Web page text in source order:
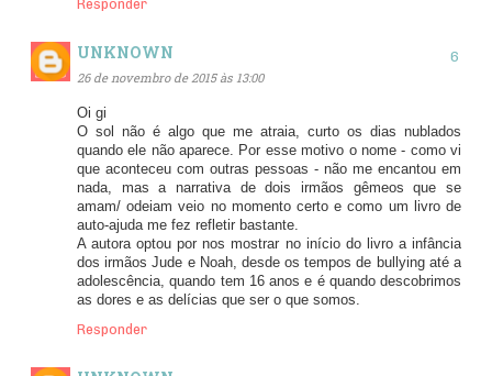
Responder
UNKNOWN
26 de novembro de 2015 às 13:00
Oi gi
O sol não é algo que me atraia, curto os dias nublados
quando ele não aparece. Por esse motivo o nome - como vi
que aconteceu com outras pessoas - não me encantou em
nada, mas a narrativa de dois irmãos gêmeos que se
amam/ odeiam veio no momento certo e como um livro de
auto-ajuda me fez refletir bastante.
A autora optou por nos mostrar no início do livro a infância
dos irmãos Jude e Noah, desde os tempos de bullying até a
adolescência, quando tem 16 anos e é quando descobrimos
as dores e as delícias que ser o que somos.
Responder